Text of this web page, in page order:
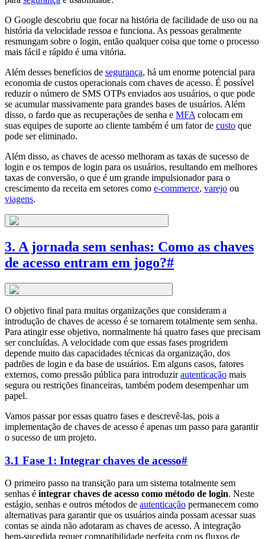
O Google descobriu que focar na história de facilidade de uso ou na
história da velocidade ressoa e funciona. As pessoas geralmente
resmungam sobre o login, então qualquer coisa que torne o processo
mais fácil e rápido é uma vitória.
Além desses benefícios de segurança, há um enorme potencial para
economia de custos operacionais com chaves de acesso. É possível
reduzir o número de SMS OTPs enviados aos usuários, o que pode
se acumular massivamente para grandes bases de usuários. Além
disso, o fardo que as recuperações de senha e MFA colocam em
suas equipes de suporte ao cliente também é um fator de custo que
pode ser eliminado.
Além disso, as chaves de acesso melhoram as taxas de sucesso de
login e os tempos de login para os usuários, resultando em melhores
taxas de conversão, o que é um grande impulsionador para o
crescimento da receita em setores como e-commerce, varejo ou
viagens.
3. A jornada sem senhas: Como as chaves
de acesso entram em jogo?#
O objetivo final para muitas organizações que consideram a
introdução de chaves de acesso é se tornarem totalmente sem senha.
Para atingir esse objetivo, normalmente há quatro fases que precisam
ser concluídas. A velocidade com que essas fases progridem
depende muito das capacidades técnicas da organização, dos
padrões de login e da base de usuários. Em alguns casos, fatores
externos, como pressão pública para introduzirautenticação mais
segura ou restrições financeiras, também podem desempenhar um
papel.
Vamos passar por essas quatro fases e descrevê-las, pois a
implementação de chaves de acesso é apenas um passo para garantir
o sucesso de um projeto.
3.1 Fase 1: Integrar chaves de acesso#
O primeiro passo na transição para um sistema totalmente sem
senhas é integrar chaves de acesso como método de login. Neste
estágio, senhas e outros métodos de autenticação permanecem como
alternativas para garantir que os usuários ainda possam acessar suas
contas se ainda não adotaram as chaves de acesso. A integração
bem-sucedida requer compatibilidade perfeita com os fluxos de